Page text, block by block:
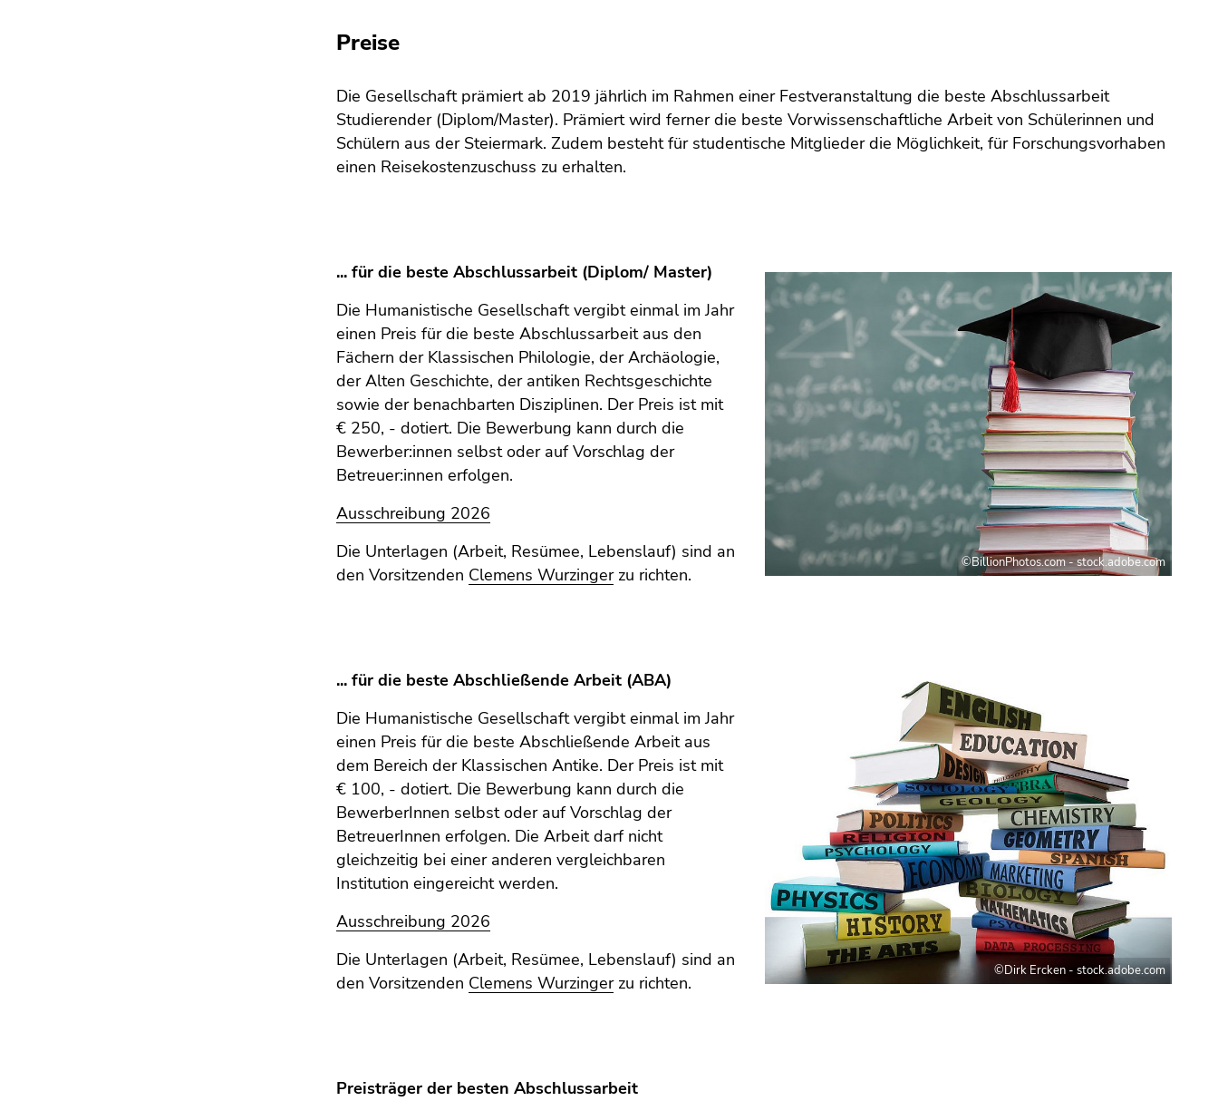
Preise
Die Gesellschaft prämiert ab 2019 jährlich im Rahmen einer Festveranstaltung die beste Abschlussarbeit
Studierender (Diplom/Master). Prämiert wird ferner die beste Vorwissenschaftliche Arbeit von Schülerinnen und
Schülern aus der Steiermark. Zudem besteht für studentische Mitglieder die Möglichkeit, für Forschungsvorhaben
einen Reisekostenzuschuss zu erhalten.
... für die beste Abschlussarbeit (Diplom/ Master)
Die Humanistische Gesellschaft vergibt einmal im Jahr
einen Preis für die beste Abschlussarbeit aus den
Fächern der Klassischen Philologie, der Archäologie,
der Alten Geschichte, der antiken Rechtsgeschichte
sowie der benachbarten Disziplinen. Der Preis ist mit
€ 250, - dotiert. Die Bewerbung kann durch die
Bewerber:innen selbst oder auf Vorschlag der
Betreuer:innen erfolgen.
Ausschreibung 2026
Die Unterlagen (Arbeit, Resümee, Lebenslauf) sind an
den Vorsitzenden Clemens Wurzingerzu richten.
©BillionPhotos.com - stock.adobe.com
... für die beste Abschließende Arbeit (ABA)
Die Humanistische Gesellschaft vergibt einmal im Jahr
einen Preis für die beste Abschließende Arbeit aus
dem Bereich der Klassischen Antike. Der Preis ist mit
€ 100, - dotiert. Die Bewerbung kann durch die
BewerberInnen selbst oder auf Vorschlag der
BetreuerInnen erfolgen. Die Arbeit darf nicht
gleichzeitig bei einer anderen vergleichbaren
Institution eingereicht werden.
Ausschreibung 2026
Die Unterlagen (Arbeit, Resümee, Lebenslauf) sind an
den Vorsitzenden Clemens Wurzingerzu richten.
©Dirk Ercken - stock.adobe.com
Preisträger der besten Abschlussarbeit